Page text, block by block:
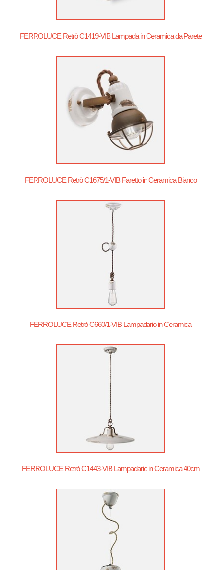
FERROLUCE Retrò C1419-VIB Lampada in Ceramica da Parete
FERROLUCE Retrò C1675/1-VIB Faretto in Ceramica Bianco
FERROLUCE Retrò C660/1-VIB Lampadario in Ceramica
FERROLUCE Retrò C1443-VIB Lampadario in Ceramica 40cm